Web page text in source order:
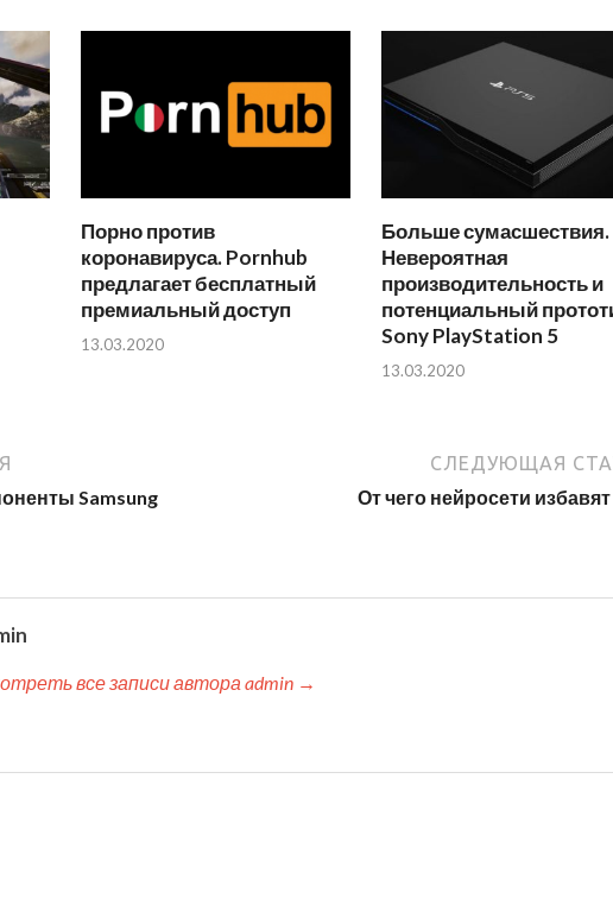
Порно против
коронавируса. Pornhub
предлагает бесплатный
премиальный доступ
13.03.2020
Больше сумасшествия.
Невероятная
производительность и
потенциальный
Sony PlayStation 5
13.03.2020
Samsung
СЛЕДУЮЩАЯ
От чего нейросети
все записи автора admin →